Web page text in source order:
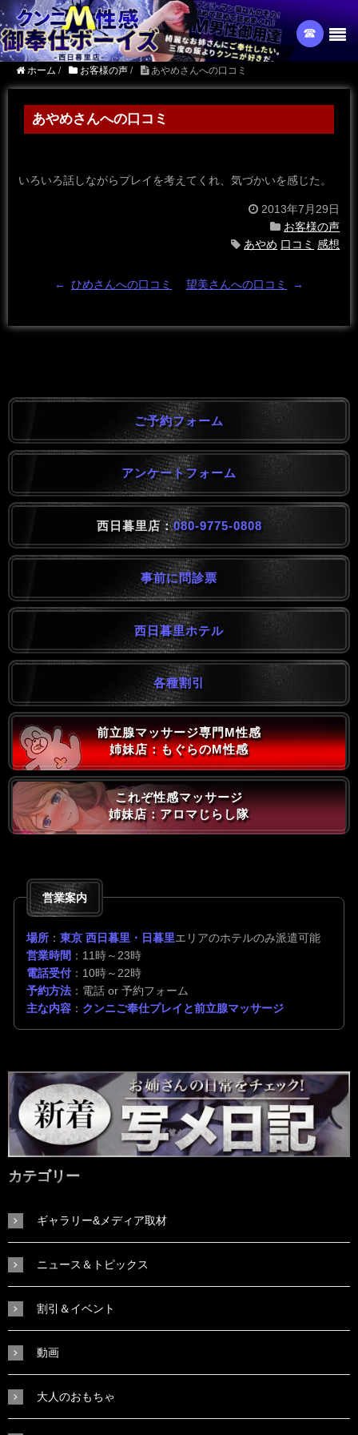
☎︎
ホーム / お客様の声 / あやめさんへの口コミ
あやめさんへの口コミ
いろいろ話しながらプレイを考えてくれ、気づかいを感じた。
2013年7月29日
お客様の声
あやめ 口コミ 感想
← ひめさんへの口コミ 望美さんへの口コミ →
ご予約フォーム
アンケートフォーム
西日暮里店：080-9775-0808
事前に問診票
西日暮里ホテル
各種割引
前立腺マッサージ専門M性感
姉妹店：もぐらのM性感
これぞ性感マッサージ
姉妹店：アロマじらし隊
営業案内
場所 ： 東京 西日暮里・日暮里エリアのホテルのみ派遣可能
営業時間 ：11時～23時
電話受付：10時～22時
予約方法 ：電話 or 予約フォーム
主な内容 ： クンニご奉仕プレイと前立腺マッサージ
カテゴリー
ギャラリー&メディア取材
ニュース＆トピックス
割引＆イベント
動画
大人のおもちゃ